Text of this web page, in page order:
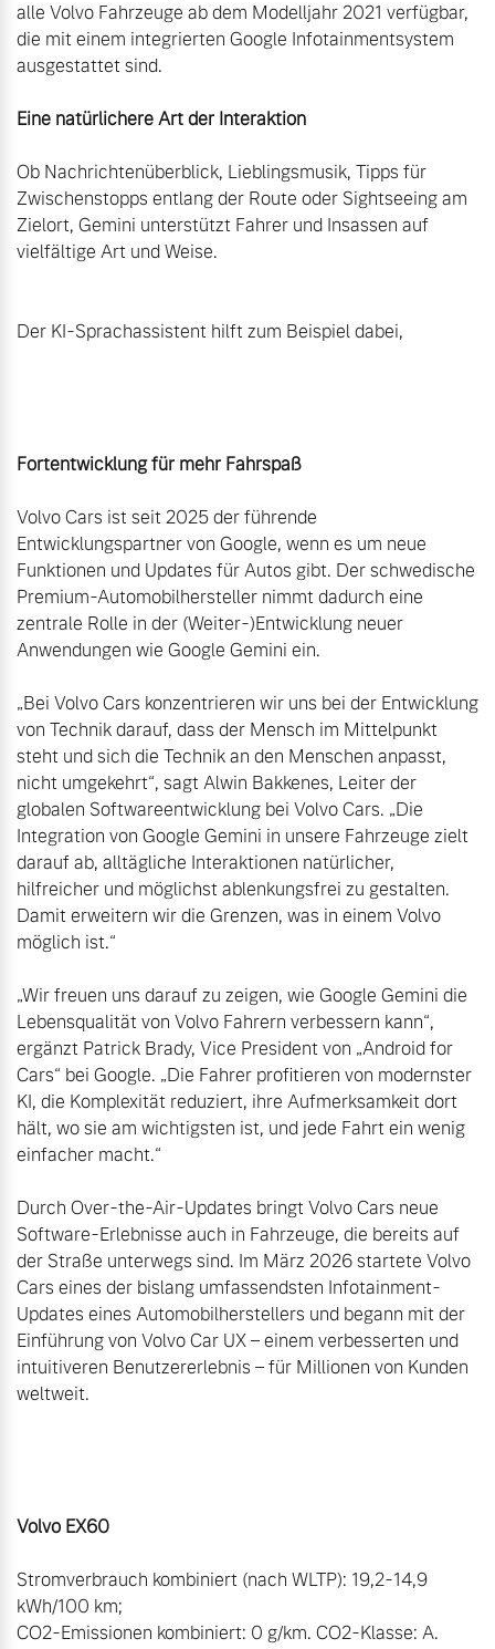
alle Volvo Fahrzeuge ab dem Modelljahr 2021 verfügbar,
die mit einem integrierten Google Infotainmentsystem
ausgestattet sind.
Ob Nachrichtenüberblick, Lieblingsmusik, Tipps für
Zwischenstopps entlang der Route oder Sightseeing am
Zielort, Gemini unterstützt Fahrer und Insassen auf
vielfältige Art und Weise.
Volvo Cars ist seit 2025 der führende
Entwicklungspartner von Google, wenn es um neue
Funktionen und Updates für Autos gibt. Der schwedische
Premium-Automobilhersteller nimmt dadurch eine
zentrale Rolle in der (Weiter-)Entwicklung neuer
Anwendungen wie Google Gemini ein.
„Bei Volvo Cars konzentrieren wir uns bei der Entwicklung
von Technik darauf, dass der Mensch im Mittelpunkt
steht und sich die Technik an den Menschen anpasst,
nicht umgekehrt“, sagt Alwin Bakkenes, Leiter der
globalen Softwareentwicklung bei Volvo Cars. „Die
Integration von Google Gemini in unsere Fahrzeuge zielt
darauf ab, alltägliche Interaktionen natürlicher,
hilfreicher und möglichst ablenkungsfrei zu gestalten.
Damit erweitern wir die Grenzen, was in einem Volvo
möglich ist.“
„Wir freuen uns darauf zu zeigen, wie Google Gemini die
Lebensqualität von Volvo Fahrern verbessern kann“,
ergänzt Patrick Brady, Vice President von „Android for
Cars“ bei Google. „Die Fahrer profitieren von modernster
KI, die Komplexität reduziert, ihre Aufmerksamkeit dort
hält, wo sie am wichtigsten ist, und jede Fahrt ein wenig
einfacher macht.“
Durch Over-the-Air-Updates bringt Volvo Cars neue
Software-Erlebnisse auch in Fahrzeuge, die bereits auf
der Straße unterwegs sind. Im März 2026 startete Volvo
Cars eines der bislang umfassendsten Infotainment-
Updates eines Automobilherstellers und begann mit der
Einführung von Volvo Car UX – einem verbesserten und
intuitiveren Benutzererlebnis – für Millionen von Kunden
weltweit.
Stromverbrauch kombiniert (nach WLTP): 19,2-14,9
kWh/100 km;
CO2-Emissionen kombiniert: 0 g/km. CO2-Klasse: A.